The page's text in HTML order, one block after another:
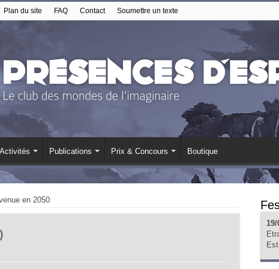
Plan du site FAQ Contact Soumettre un texte
Activités Publications Prix & Concours Boutique
en 2050
19/
Est